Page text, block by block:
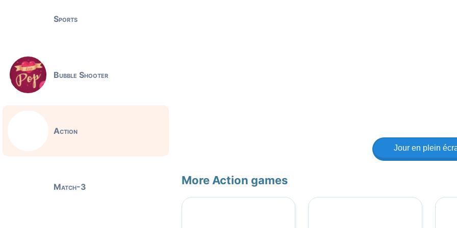
Sports
Bubble Shooter
Action
Match-3
Jour en plein
More Action games